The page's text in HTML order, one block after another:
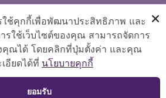
คำถามที่พบบ่อย นโยบายเว็บไซต์
|
การปฏิเสธความรับผิด
TOP
ใช้คุกกี้เพื่อพัฒนาประสิทธิภาพ และ
ใช้เว็บไซต์ของคุณ สามารถจัดการ
คุณได้ โดยคลิกที่ปุ่มตั้งค่า และคุณ
อียดได้ที่ นโยบายคุกกี้
ยอมรับ